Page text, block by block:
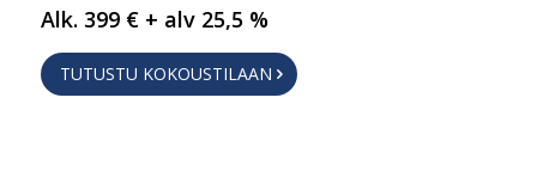
Alk. 399 € + alv 25,5 %
TUTUSTU KOKOUSTILAAN